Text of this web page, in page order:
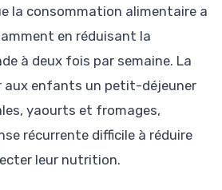
la consommation alimentaire a
en réduisant la
à deux fois par semaine. La
aux enfants un petit-déjeuner
yaourts et fromages,
récurrente difficile à réduire
leur nutrition.